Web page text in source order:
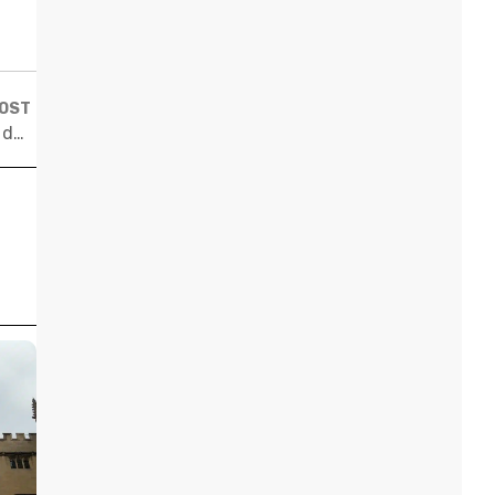
Competição levará um brasileiro para estudar no Vale do Silício